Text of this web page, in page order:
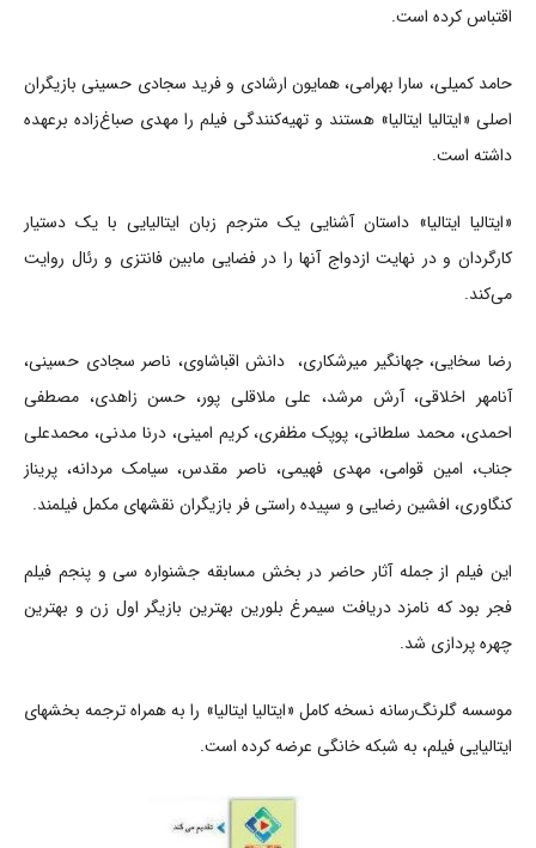
اقتباس کرده است.
حامد کمیلی، سارا بهرامی، همایون ارشادی و فرید سجادی حسینی بازیگران
اصلی «ایتالیا ایتالیا» هستند و تهیه‌کنندگی فیلم را مهدی صباغ‌زاده برعهده
داشته است.
«ایتالیا ایتالیا» داستان آشنایی یک مترجم زبان ایتالیایی با یک دستیار
کارگردان و در نهایت ازدواج آنها را در فضایی مابین فانتزی و رئال روایت
می‌کند.
رضا سخایی، جهانگیر میرشکاری، دانش اقباشاوی، ناصر سجادی حسینی،
آنامهر اخلاقی، آرش مرشد، علی ملاقلی پور، حسن زاهدی، مصطفی
احمدی، محمد سلطانی، پوپک مظفری، کریم امینی، درنا مدنی، محمدعلی
جناب، امین قوامی، مهدی فهیمی، ناصر مقدس، سیامک مردانه، پریناز
کنگاوری، افشین رضایی و سپیده راستی فر بازیگران نقشهای مکمل فیلمند.
این فیلم از جمله آثار حاضر در بخش مسابقه جشنواره سی و پنجم فیلم
فجر بود که نامزد دریافت سیمرغ بلورین بهترین بازیگر اول زن و بهترین
چهره پردازی شد.
موسسه گلرنگ‌رسانه نسخه کامل «ایتالیا ایتالیا» را به همراه ترجمه بخشهای
ایتالیایی فیلم، به شبکه خانگی عرضه کرده است.